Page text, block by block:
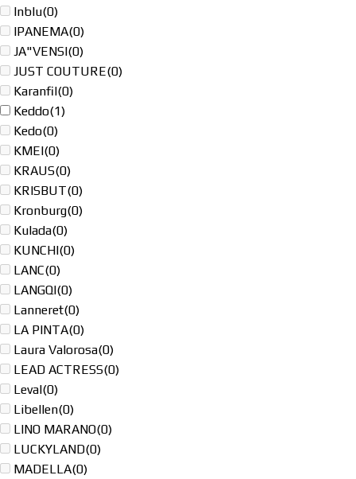
Inblu(0)
IPANEMA(0)
JA"VENSI(0)
JUST COUTURE(0)
Karanfil(0)
Keddo(1)
Kedo(0)
KMEI(0)
KRAUS(0)
KRISBUT(0)
Kronburg(0)
Kulada(0)
KUNCHI(0)
LANC(0)
LANGQI(0)
Lanneret(0)
LA PINTA(0)
Laura Valorosa(0)
LEAD ACTRESS(0)
Leval(0)
Libellen(0)
LINO MARANO(0)
LUCKYLAND(0)
MADELLA(0)